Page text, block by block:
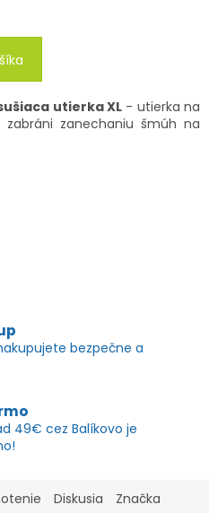
utierka XL- utierka na
zanechaniu šmúh na
bezpečne a
49€ cez Balíkovo je
Diskusia Značka